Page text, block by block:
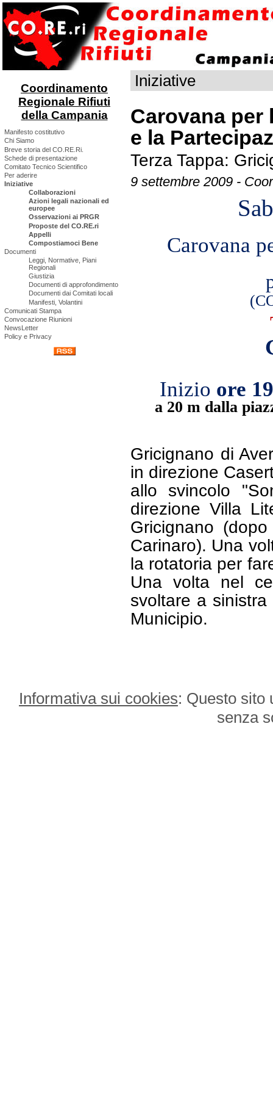
Coordinamento
Regionale Rifiuti
della Campania
Manifesto costitutivo
Chi Siamo
Breve storia del CO.RE.Ri.
Schede di presentazione
Comitato Tecnico Scientifico
Per aderire
Iniziative
Collaborazioni
Azioni legali nazionali ed
europee
Osservazioni ai PRGR
Proposte del CO.RE.ri
Appelli
Compostiamoci Bene
Documenti
Leggi, Normative, Piani
Regionali
Giustizia
Documenti di approfondimento
Documenti dai Comitati locali
Manifesti, Volantini
Comunicati Stampa
Convocazione Riunioni
NewsLetter
Policy e Privacy
Iniziative
Carovana per
e la
Terza Tappa:
9 settembre 2009 -
Carovana
Inizio ore
a 20 m dalla
Gricignano di
in direzione
allo svincolo
direzione Villa
Gricignano
Carinaro). Una
la rotatoria per
Una volta nel
svoltare a
Municipio.
Informativa sui cookies: Questo sito
senza